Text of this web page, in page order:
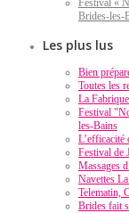
Festival «
Brides-les-
Les plus lus
Bien
Toutes les
La
Festival
les-Bains
L’efficacité
Festival de
Massages
Navettes
Telematin,
Brides fait